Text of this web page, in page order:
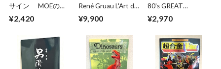
サイン MOEのえ
こ ヒグチユウコ
¥2,420
René Gruau L'Art de
of Advertising
¥9,900
80's GREAT
Pop−Up Book
¥2,970